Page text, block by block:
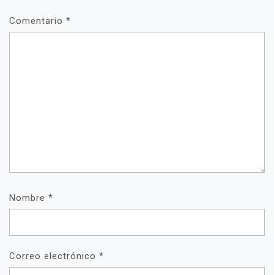
Comentario *
Nombre *
Correo electrónico *